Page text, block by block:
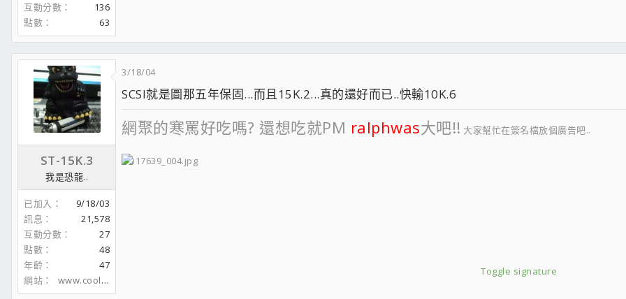
互動分數
136
點數
63
ST-15K.3
我是恐龍..
已加入
9/18/03
訊息
21,578
互動分數
27
點數
48
年齡
47
網站
www.coolaler.com
3/18/04
SCSI就是圖那五年保固...而且15K.2...真的還好而已..快輸10K.6
Toggle signature
網聚的寒罵好吃嗎? 還想吃就PM ralphwas大吧!! 大家幫忙在簽名檔放個廣告吧..